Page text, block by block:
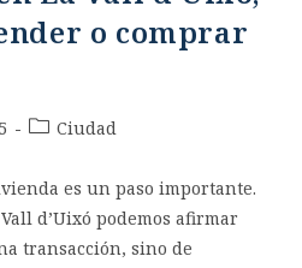
o comprar
Ciudad
es un paso importante.
d’Uixó podemos afirmar
transacción, sino de